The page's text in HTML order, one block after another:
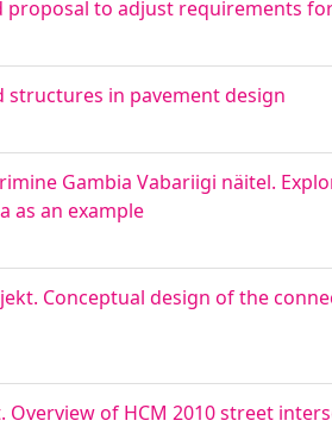
proposal to adjust requirements
in pavement design
Gambia Vabariigi näitel.
as an example
Conceptual design of the
of HCM 2010 street